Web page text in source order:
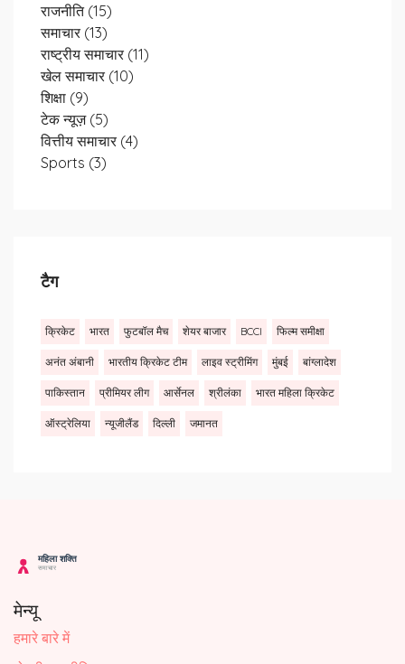
राजनीति (15)
समाचार (13)
राष्ट्रीय समाचार (11)
खेल समाचार (10)
शिक्षा (9)
टेक न्यूज़ (5)
वित्तीय समाचार (4)
Sports (3)
टैग
क्रिकेट भारत फुटबॉल मैच शेयर बाजार BCCI फिल्म समीक्षा
अनंत अंबानी भारतीय क्रिकेट टीम लाइव स्ट्रीमिंग मुंबई बांग्लादेश
पाकिस्तान प्रीमियर लीग आर्सेनल श्रीलंका भारत महिला क्रिकेट
ऑस्ट्रेलिया न्यूजीलैंड दिल्ली जमानत
मेन्यू
हमारे बारे में